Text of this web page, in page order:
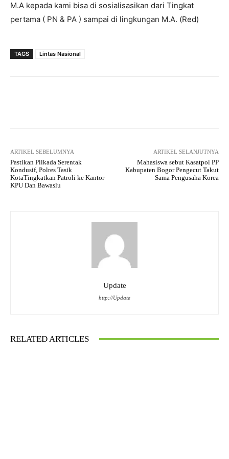
M.A kepada kami bisa di sosialisasikan dari Tingkat
pertama ( PN & PA ) sampai di lingkungan M.A. (Red)
TAGS Lintas Nasional
ARTIKEL SEBELUMNYA
Pastikan Pilkada Serentak
Kondusif, Polres Tasik
KotaTingkatkan Patroli ke Kantor
KPU Dan Bawaslu
ARTIKEL SELANJUTNYA
Mahasiswa sebut Kasatpol PP
Kabupaten Bogor Pengecut Takut
Sama Pengusaha Korea
Update
http://Update
RELATED ARTICLES